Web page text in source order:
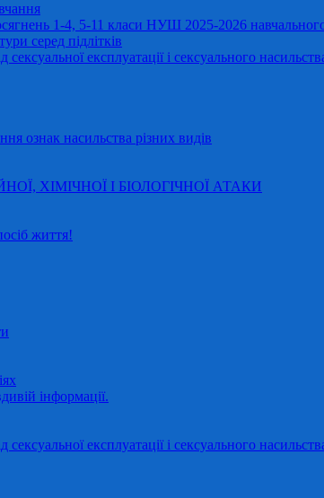
1-4, 5-11 класи НУШ 2025-2026
серед підлітків
експлуатації і сексуального
ознак насильства різних видів
ХІМІЧНОЇ І БІОЛОГІЧНОЇ АТАКИ
життя!
інформації.
експлуатації і сексуального